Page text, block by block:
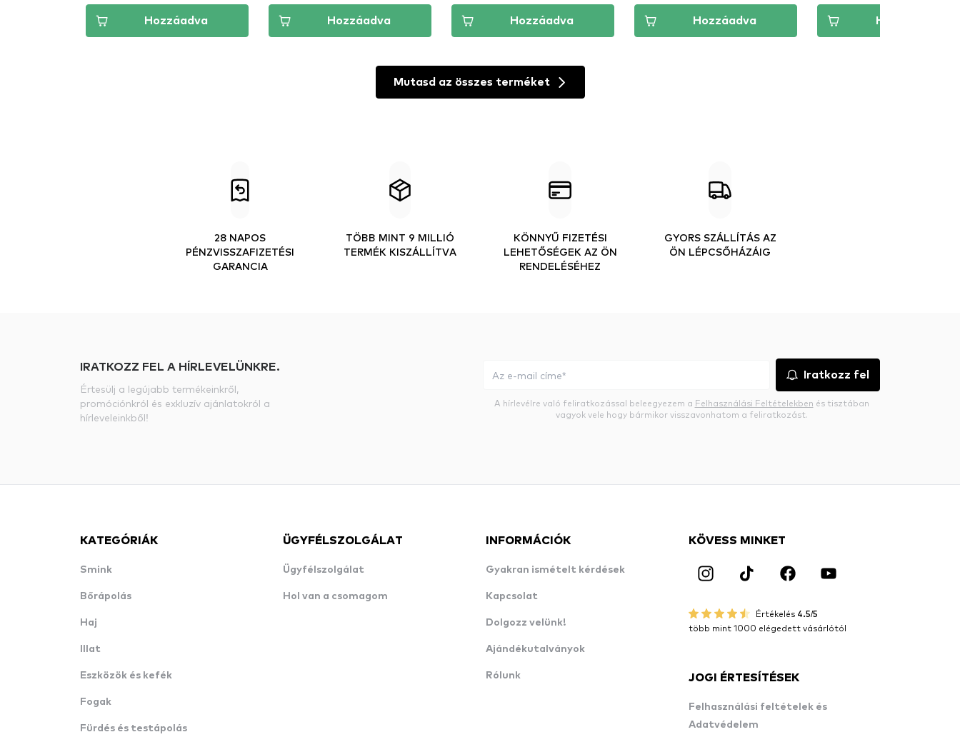
Hozzáadva Hozzáadva Hozzáadva Hozzáadva Hozzáadva
Mutasd az összes terméket
28 NAPOS
PÉNZVISSZAFIZETÉSI
GARANCIA
TÖBB MINT 9 MILLIÓ
TERMÉK KISZÁLLÍTVA
KÖNNYŰ FIZETÉSI
LEHETŐSÉGEK AZ ÖN
RENDELÉSÉHEZ
GYORS SZÁLLÍTÁS AZ
ÖN LÉPCSŐHÁZÁIG
IRATKOZZ FEL A HÍRLEVELÜNKRE.
Értesülj a legújabb termékeinkről,
promóciónkról és exkluzív ajánlatokról a
hírleveleinkből!
Iratkozz fel
A hírlevélre való feliratkozással beleegyezem a Felhasználási Feltételekben és tisztában
vagyok vele hogy bármikor visszavonhatom a feliratkozást.
KATEGÓRIÁK
Smink
Bőrápolás
Haj
Illat
Eszközök és kefék
Fogak
Fürdés és testápolás
ÜGYFÉLSZOLGÁLAT
Ügyfélszolgálat
Hol van a csomagom
INFORMÁCIÓK
Gyakran ismételt kérdések
Kapcsolat
Dolgozz velünk!
Ajándékutalványok
Rólunk
KÖVESS MINKET
Értékelés 4.5/5
több mint 1000 elégedett vásárlótól
JOGI ÉRTESÍTÉSEK
Felhasználási feltételek és
Adatvédelem